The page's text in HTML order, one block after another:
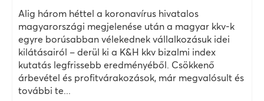
Alig három héttel a koronavírus hivatalos
magyarországi megjelenése után a magyar kkv-k
egyre borúsabban vélekednek vállalkozásuk idei
kilátásairól – derül ki a K&H kkv bizalmi index
kutatás legfrissebb eredményéből. Csökkenő
árbevétel és profitvárakozások, már megvalósult és
további te...